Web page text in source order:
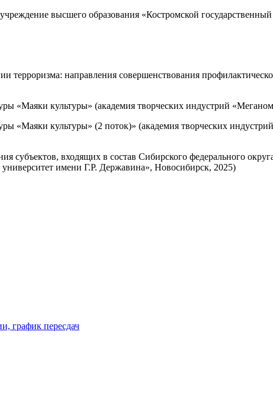
высшего образования «Костромской
терроризма: направления совершенствования
«Маяки культуры» (академия творческих индустрий
«Маяки культуры» (2 поток)» (академия творческих
субъектов, входящих в состав Сибирского федерального
имени Г.Р. Державина», Новосибирск, 2025)
график пересдач